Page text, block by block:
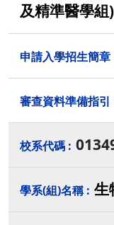
及精準醫學組)
生